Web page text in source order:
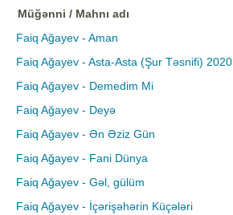
Müğənni / Mahnı adı
Faiq Ağayev - Aman
Faiq Ağayev - Asta-Asta (Şur Təsnifi) 2020
Faiq Ağayev - Demedim Mi
Faiq Ağayev - Deyə
Faiq Ağayev - Ən Əziz Gün
Faiq Ağayev - Fani Dünya
Faiq Ağayev - Gəl, gülüm
Faiq Ağayev - İçərişəhərin Küçələri